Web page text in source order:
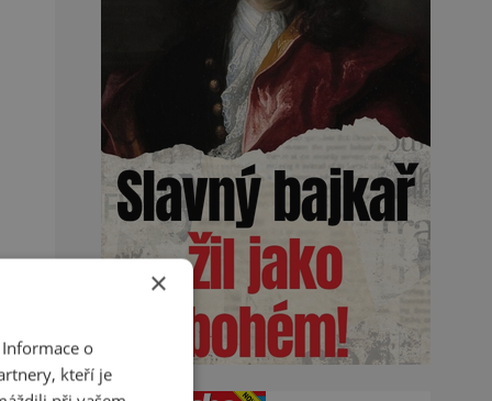
×
o
kteří je